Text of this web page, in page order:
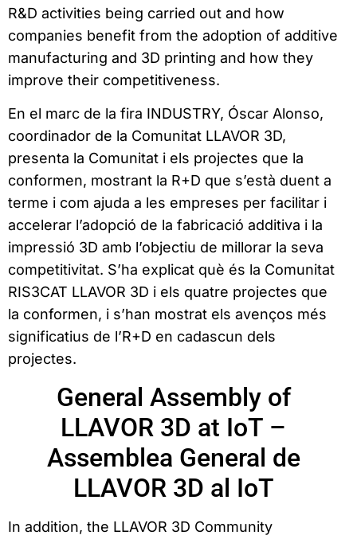
R&D activities being carried out and how
companies benefit from the adoption of additive
manufacturing and 3D printing and how they
improve their competitiveness.
En el marc de la fira INDUSTRY, Óscar Alonso,
coordinador de la Comunitat LLAVOR 3D,
presenta la Comunitat i els projectes que la
conformen, mostrant la R+D que s’està duent a
terme i com ajuda a les empreses per facilitar i
accelerar l’adopció de la fabricació additiva i la
impressió 3D amb l’objectiu de millorar la seva
competitivitat. S’ha explicat què és la Comunitat
RIS3CAT LLAVOR 3D i els quatre projectes que
la conformen, i s’han mostrat els avenços més
significatius de l’R+D en cadascun dels
projectes.
General Assembly of
LLAVOR 3D at IoT –
Assemblea General de
LLAVOR 3D al IoT
In addition, the LLAVOR 3D Community